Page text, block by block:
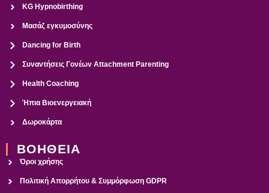
KG Hypnobirthing
Μασάζ εγκυμοσύνης
Dancing for Birth
Συναντήσεις Γονέων Attachment Parenting
Health Coaching
Ήπια Βιοενεργειακή
Δωροκάρτα
ΒΟΗΘΕΙΑ
Όροι χρήσης
Πολιτική Απορρήτου & Συμμόρφωση GDPR